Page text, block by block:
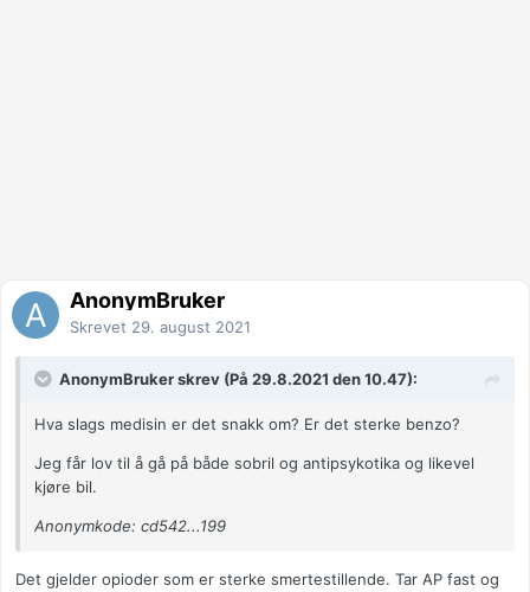
AnonymBruker
Skrevet 29. august 2021
AnonymBruker skrev (På 29.8.2021 den 10.47):
Hva slags medisin er det snakk om? Er det sterke benzo?
Jeg får lov til å gå på både sobril og antipsykotika og likevel
kjøre bil.
Anonymkode: cd542...199
Det gjelder opioder som er sterke smertestillende. Tar AP fast og